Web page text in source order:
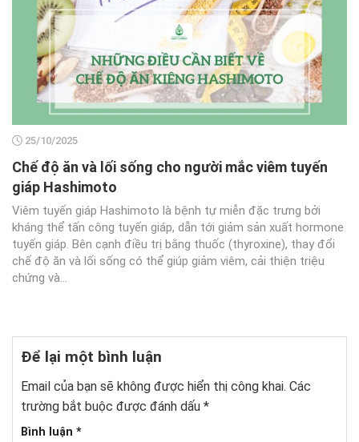
25/10/2025
Chế độ ăn và lối sống cho người mắc viêm tuyến
giáp Hashimoto
Viêm tuyến giáp Hashimoto là bệnh tự miễn đặc trưng bởi
kháng thể tấn công tuyến giáp, dẫn tới giảm sản xuất hormone
tuyến giáp. Bên cạnh điều trị bằng thuốc (thyroxine), thay đổi
chế độ ăn và lối sống có thể giúp giảm viêm, cải thiện triệu
chứng và...
Để lại một bình luận
Email của bạn sẽ không được hiển thị công khai. Các
trường bắt buộc được đánh dấu *
Bình luận *